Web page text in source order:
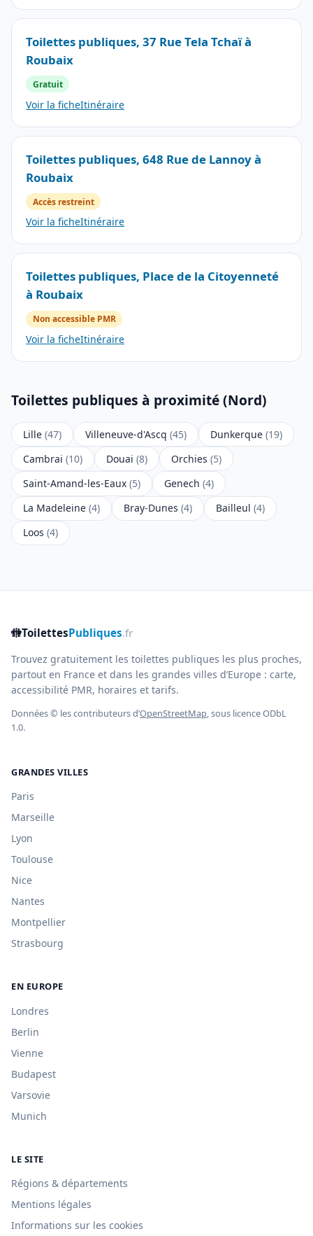
Toilettes publiques, 37 Rue Tela Tchaï à
Roubaix
Gratuit
Voir la ficheItinéraire
Toilettes publiques, 648 Rue de Lannoy à
Roubaix
Accès restreint
Voir la ficheItinéraire
Toilettes publiques, Place de la Citoyenneté
à Roubaix
Non accessible PMR
Voir la ficheItinéraire
Toilettes publiques à proximité (Nord)
Lille (47) Villeneuve-d'Ascq (45) Dunkerque (19)
Cambrai (10) Douai (8) Orchies (5)
Saint-Amand-les-Eaux (5) Genech (4)
La Madeleine (4) Bray-Dunes (4) Bailleul (4)
Loos (4)
🚻ToilettesPubliques.fr
Trouvez gratuitement les toilettes publiques les plus proches,
partout en France et dans les grandes villes d’Europe : carte,
accessibilité PMR, horaires et tarifs.
Données © les contributeurs d’OpenStreetMap, sous licence ODbL
1.0.
GRANDES VILLES
Paris
Marseille
Lyon
Toulouse
Nice
Nantes
Montpellier
Strasbourg
EN EUROPE
Londres
Berlin
Vienne
Budapest
Varsovie
Munich
LE SITE
Régions & départements
Mentions légales
Informations sur les cookies